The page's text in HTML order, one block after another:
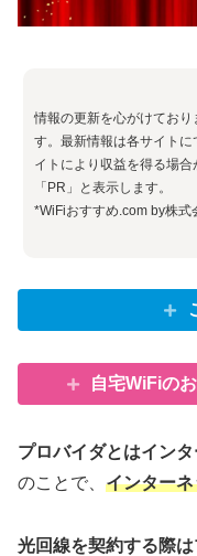
情報の更新を心がけてお
す。最新情報は各サイト
イトにより収益を得る場
「PR」と表示します。
*WiFiおすすめ.com by株式
自宅WiFiの
プロバイダとはイン
のことで、 インター
光回線を契約する際